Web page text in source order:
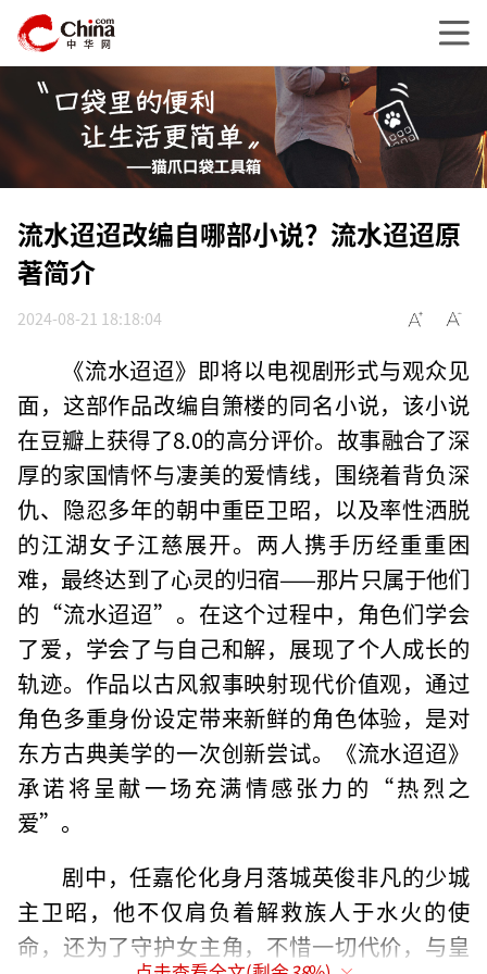
流水迢迢改编自哪部小说？流水迢迢原
著简介
2024-08-21 18:18:04
《流水迢迢》即将以电视剧形式与观众见
面，这部作品改编自箫楼的同名小说，该小说
在豆瓣上获得了8.0的高分评价。故事融合了深
厚的家国情怀与凄美的爱情线，围绕着背负深
仇、隐忍多年的朝中重臣卫昭，以及率性洒脱
的江湖女子江慈展开。两人携手历经重重困
难，最终达到了心灵的归宿——那片只属于他们
的“流水迢迢”。在这个过程中，角色们学会
了爱，学会了与自己和解，展现了个人成长的
轨迹。作品以古风叙事映射现代价值观，通过
角色多重身份设定带来新鲜的角色体验，是对
东方古典美学的一次创新尝试。《流水迢迢》
承诺将呈献一场充满情感张力的“热烈之
爱”。
剧中，任嘉伦化身月落城英俊非凡的少城
主卫昭，他不仅肩负着解救族人于水火的使
命，还为了守护女主角，不惜一切代价，与皇